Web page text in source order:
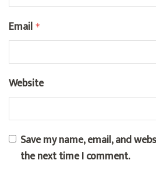
Email *
Website
Save my name, email, and
the next time I comment.